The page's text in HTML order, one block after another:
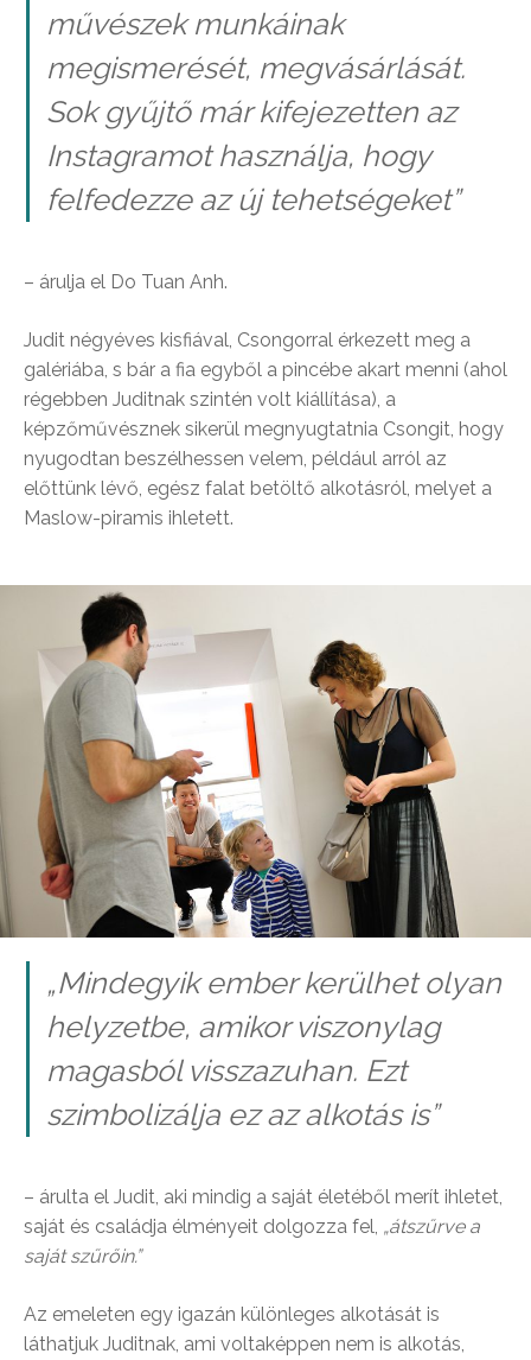
művészek munkáinak
megismerését, megvásárlását.
Sok gyűjtő már kifejezetten az
Instagramot használja, hogy
felfedezze az új tehetségeket”
– árulja el Do Tuan Anh.
Judit négyéves kisfiával, Csongorral érkezett meg a
galériába, s bár a fia egyből a pincébe akart menni (ahol
régebben Juditnak szintén volt kiállítása), a
képzőművésznek sikerül megnyugtatnia Csongit, hogy
nyugodtan beszélhessen velem, például arról az
előttünk lévő, egész falat betöltő alkotásról, melyet a
Maslow-piramis ihletett.
„Mindegyik ember kerülhet olyan
helyzetbe, amikor viszonylag
magasból visszazuhan. Ezt
szimbolizálja ez az alkotás is”
– árulta el Judit, aki mindig a saját életéből merít ihletet,
saját és családja élményeit dolgozza fel, „átszűrve a
saját szűrőin.”
Az emeleten egy igazán különleges alkotását is
láthatjuk Juditnak, ami voltaképpen nem is alkotás,